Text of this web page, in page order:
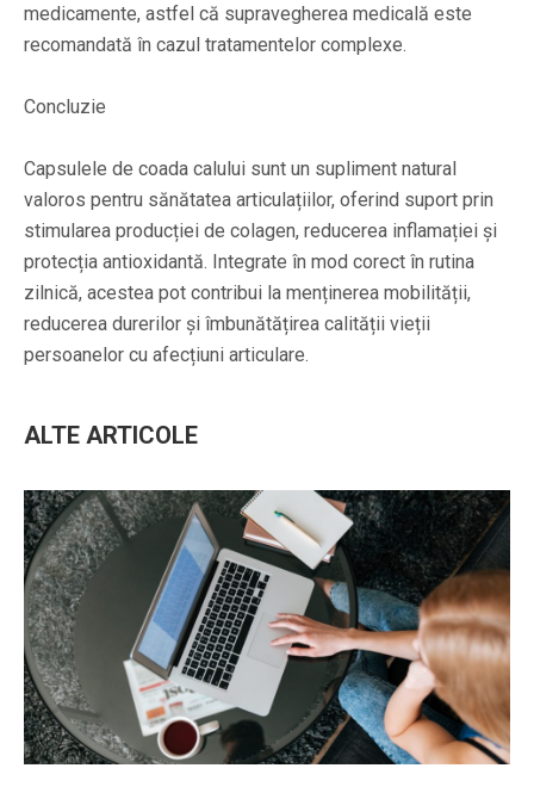
medicamente, astfel că supravegherea medicală este
recomandată în cazul tratamentelor complexe.
Concluzie
Capsulele de coada calului sunt un supliment natural
valoros pentru sănătatea articulațiilor, oferind suport prin
stimularea producției de colagen, reducerea inflamației și
protecția antioxidantă. Integrate în mod corect în rutina
zilnică, acestea pot contribui la menținerea mobilității,
reducerea durerilor și îmbunătățirea calității vieții
persoanelor cu afecțiuni articulare.
ALTE ARTICOLE